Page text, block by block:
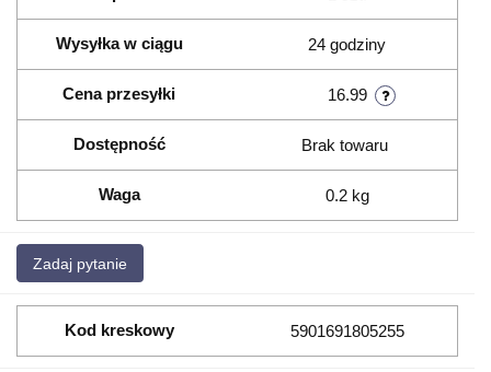
Wysyłka w ciągu 24 godziny
Cena przesyłki 16.99
Dostępność Brak towaru
Waga 0.2 kg
Zadaj pytanie
Kod kreskowy 5901691805255